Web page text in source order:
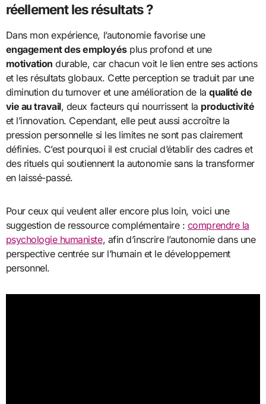
réellement les résultats ?
Dans mon expérience, l’autonomie favorise une
engagement des employésplus profond et une
motivation durable, car chacun voit le lien entre ses actions
et les résultats globaux. Cette perception se traduit par une
diminution du turnover et une amélioration de laqualité de
vie au travail, deux facteurs qui nourrissent la productivité
et l’innovation. Cependant, elle peut aussi accroître la
pression personnelle si les limites ne sont pas clairement
définies. C’est pourquoi il est crucial d’établir des cadres et
des rituels qui soutiennent la autonomie sans la transformer
en laissé-passé.
Pour ceux qui veulent aller encore plus loin, voici une
suggestion de ressource complémentaire : comprendre la
psychologie humaniste, afin d’inscrire l’autonomie dans une
perspective centrée sur l’humain et le développement
personnel.